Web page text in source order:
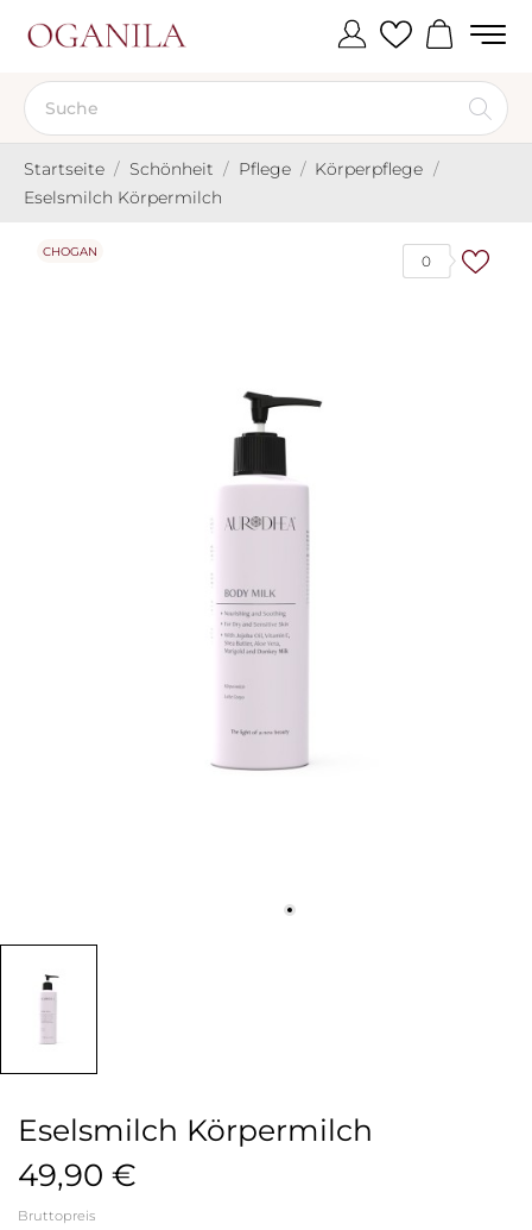
Startseite Schönheit Pflege
Körperpflege
Eselsmilch Körpermilch
0
CHOGAN
Eselsmilch Körpermilch
49,90 €
Bruttopreis